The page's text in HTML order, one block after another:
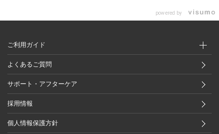
powered by
ご利用ガイド
よくあるご質問
サポート・アフターケア
採用情報
個人情報保護方針